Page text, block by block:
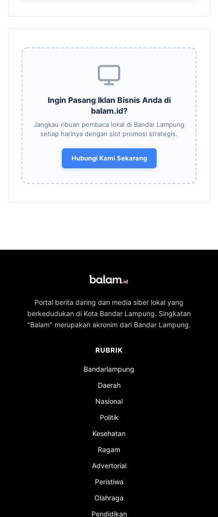
Ingin Pasang Iklan Bisnis Anda di
balam.id?
Jangkau ribuan pembaca lokal di Bandar Lampung
setiap harinya dengan slot promosi strategis.
Hubungi Kami Sekarang
Portal berita daring dan media siber lokal yang
berkedudukan di Kota Bandar Lampung. Singkatan
"Balam" merupakan akronim dari Bandar Lampung.
RUBRIK
Bandarlampung
Daerah
Nasional
Politik
Kesehatan
Ragam
Advertorial
Peristiwa
Olahraga
Pendidikan